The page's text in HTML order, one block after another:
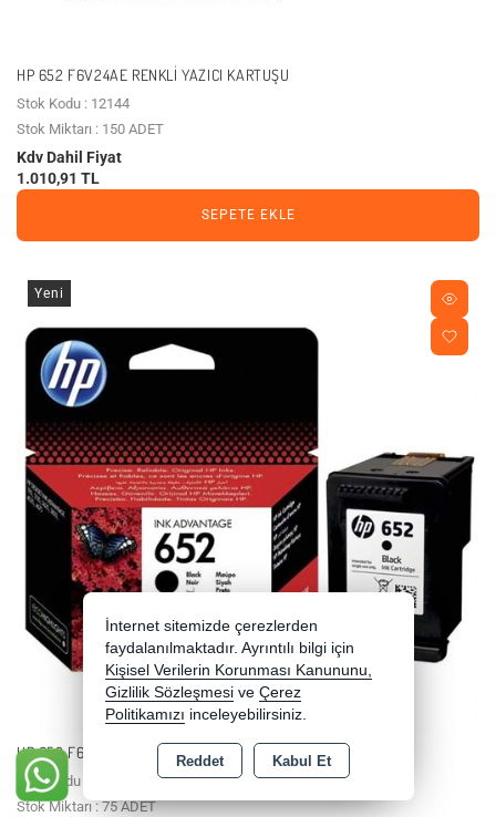
HP 652 F6V24AE RENKLİ YAZICI KARTUŞU
Stok Kodu : 12144
Stok Miktarı : 150 ADET
Kdv Dahil Fiyat
1.010,91 TL
SEPETE EKLE
Yeni
HP 652 F6V25AE SİYAH YAZICI KARTUŞU
Stok Kodu : 12145
Stok Miktarı : 75 ADET
İnternet sitemizde çerezlerden
faydalanılmaktadır. Ayrıntılı bilgi için
Kişisel Verilerin Korunması Kanununu,
Gizlilik Sözleşmesi ve Çerez
Politikamızı inceleyebilirsiniz.
Reddet Kabul Et